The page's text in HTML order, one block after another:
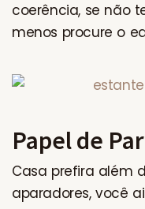
coerência, se não
menos procure o
Papel de
Casa prefira além
aparadores, você